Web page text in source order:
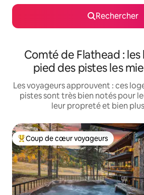
Rechercher
Comté de Flathead : les
pied des pistes les
Les voyageurs approuvent : ces
pistes sont très bien notés pour
leur propreté et bien
Coups de cœur voyageurs les plus
Coup de cœur voyageurs